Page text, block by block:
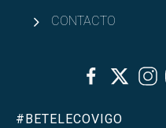
CONTACTO
FacebookTwitter
#BETELECOVIGO